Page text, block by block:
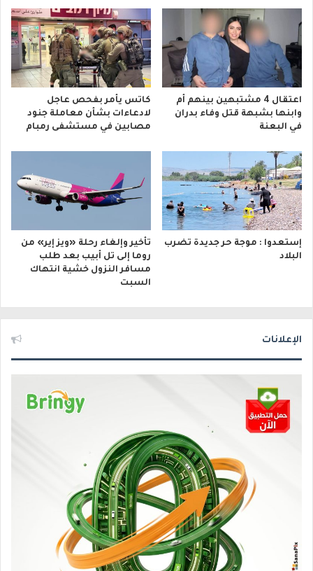
اعتقال 4 مشتبهين بينهم أم
وابنها بشبهة قتل وفاء بدران
في البعنة
كاتس يأمر بفحص عاجل
لادعاءات بشأن معاملة جنود
مصابين في مستشفى رمبام
إستعدوا : موجة حر جديدة تضرب
البلاد
تأخير وإلغاء رحلة «ويز إير» من
روما إلى تل أبيب بعد طلب
مسافر النزول خشية انتهاك
السبت
الإعلانات